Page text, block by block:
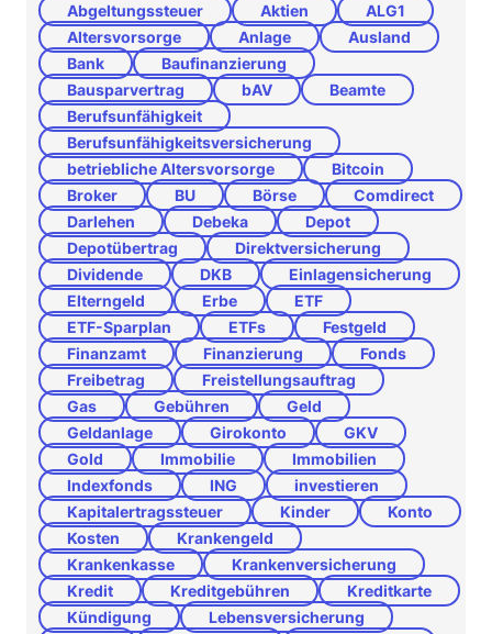
Abgeltungssteuer Aktien
ALG1
Altersvorsorge
Anlage
Ausland
Bank
Baufinanzierung
Bausparvertrag
bAV
Beamte
Berufsunfähigkeit
Berufsunfähigkeitsversicherung
betriebliche Altersvorsorge
Bitcoin
Broker
BU Börse
Comdirect
Darlehen
Debeka
Depot
Depotübertrag
Direktversicherung
Dividende
DKB
Einlagensicherung
Elterngeld
Erbe
ETF
ETF-Sparplan
ETFs
Festgeld
Finanzamt
Finanzierung
Fonds
Freibetrag
Freistellungsauftrag
Gas
Gebühren
Geld
Geldanlage
Girokonto
GKV
Gold
Immobilie
Immobilien
Indexfonds
ING
investieren
Kapitalertragssteuer
Kinder
Konto
Kosten
Krankengeld
Krankenkasse
Krankenversicherung
Kredit
Kreditgebühren
Kreditkarte
Kündigung
Lebensversicherung